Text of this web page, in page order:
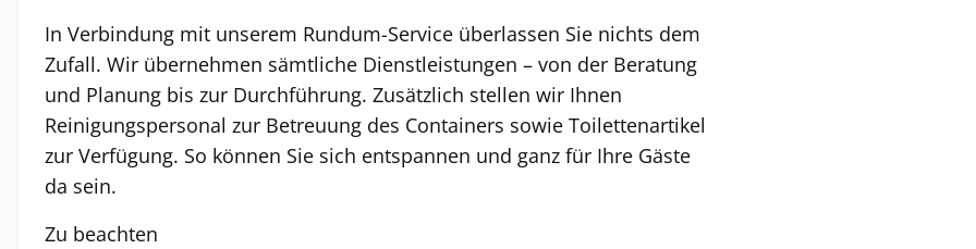
In Verbindung mit unserem Rundum-Service überlassen Sie nichts dem
Zufall. Wir übernehmen sämtliche Dienstleistungen – von der Beratung
und Planung bis zur Durchführung. Zusätzlich stellen wir Ihnen
Reinigungspersonal zur Betreuung des Containers sowie Toilettenartikel
zur Verfügung. So können Sie sich entspannen und ganz für Ihre Gäste
da sein.
Zu beachten